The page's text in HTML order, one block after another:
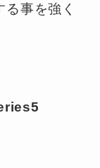
事を強く